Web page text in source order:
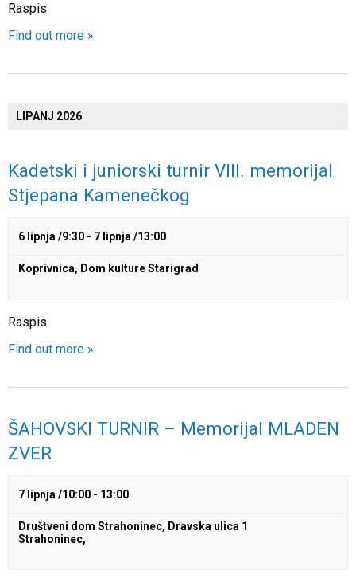
Raspis
Find out more »
LIPANJ 2026
Kadetski i juniorski turnir VIII. memorijal
Stjepana Kamenečkog
6 lipnja /9:30 - 7 lipnja /13:00
Koprivnica, Dom kulture Starigrad
Raspis
Find out more »
ŠAHOVSKI TURNIR – Memorijal MLADEN
ZVER
7 lipnja /10:00 - 13:00
Društveni dom Strahoninec, Dravska ulica 1
Strahoninec,